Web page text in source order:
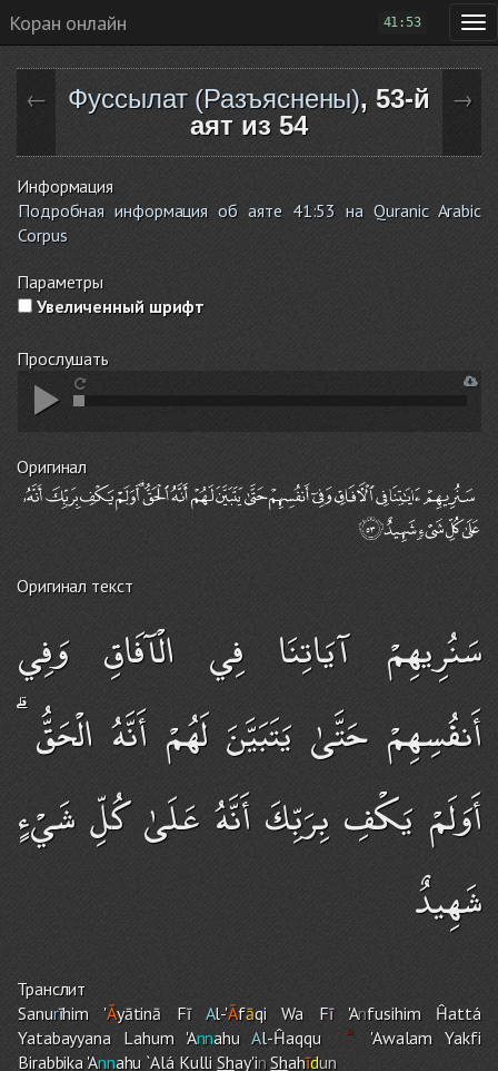
Коран онлайн 41:53
← Фуссылат (Разъяснены), 53-й
аят из 54
→
Информация
Подробная информация об аяте 41:53 на Quranic Arabic
Corpus
Параметры
Увеличенный шрифт
Прослушать
Оригинал
Оригинал текст
سَنُرِيهِمْ آيَاتِنَا فِي الْآفَاقِ وَفِي
أَنفُسِهِمْ حَتَّىٰ يَتَبَيَّنَ لَهُمْ أَنَّهُ الْحَقُّ ۗ
أَوَلَمْ يَكْفِ بِرَبِّكَ أَنَّهُ عَلَىٰ كُلِّ شَيْءٍ
شَهِيدٌ
Транслит
Sanurīhim 'Āyātinā FīAl-'Āfāqi Wa Fī'AnfusihimĤattá
Yatabayyana Lahum'Annahu Al-Ĥaqqu 'Awalam Yakfi
Birabbika 'Annahu `Alá KulliShay'inShahīdun